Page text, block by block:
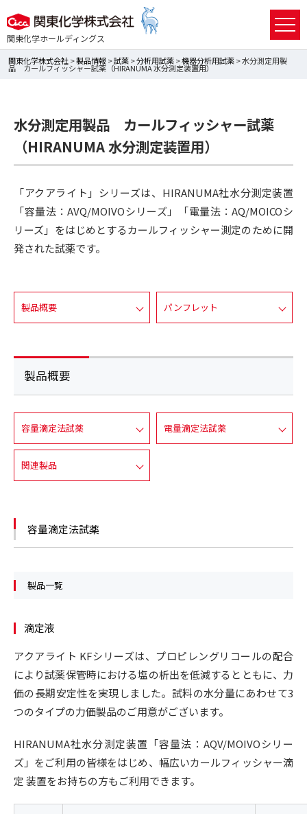
関東化学ホールディングス
関東化学株式会社>製品情報>試薬>分析用試薬>機器分析用試薬> 水分測定用製
品 カールフィッシャー試薬（HIRANUMA 水分測定装置用）
水分測定用製品 カールフィッシャー試薬
（HIRANUMA 水分測定装置用）
「アクアライト」シリーズは、HIRANUMA社水分測定装置
「容量法：AVQ/MOIVOシリーズ」「電量法：AQ/MOICOシ
リーズ」をはじめとするカールフィッシャー測定のために開
発された試薬です。
製品概要 パンフレット
製品概要
容量滴定法試薬 電量滴定法試薬
関連製品
容量滴定法試薬
製品一覧
滴定液
アクアライト KFシリーズは、プロピレングリコールの配合
により試薬保管時における塩の析出を低減するとともに、力
価の長期安定性を実現しました。試料の水分量にあわせて3
つのタイプの力価製品のご用意がございます。
HIRANUMA社水分測定装置「容量法：AQV/MOIVOシリー
ズ」をご利用の皆様をはじめ、幅広いカールフィッシャー滴
定 装置をお持ちの方もご利用できます。